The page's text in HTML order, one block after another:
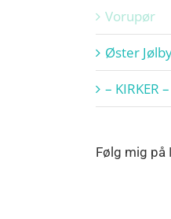
Vorupør
Øster
– KIRKER –
Følg mig på